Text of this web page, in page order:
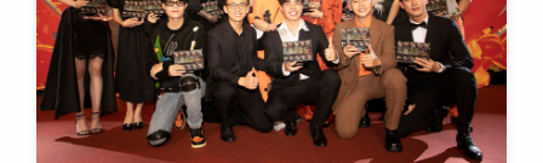
Xin chân thành cảm ơn Quí Khách hàng.
By Thanh Hồng